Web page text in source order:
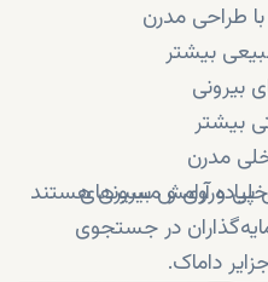
طراحی مدرن
بیشتر
بیشتر
مدرن
و مسیرهای
و آرامش بیرونی هستند
در جستجوی
داماک.